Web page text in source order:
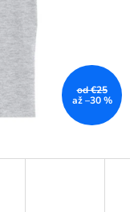
od €25
až –30 %